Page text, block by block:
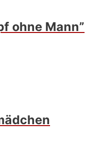
ohne Mann”